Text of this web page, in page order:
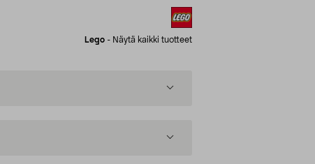
Lego - Näytä kaikki tuotteet